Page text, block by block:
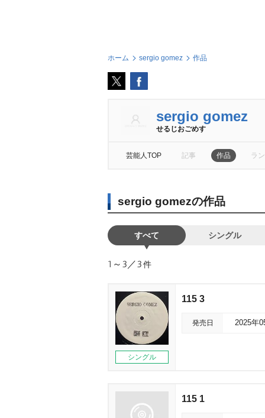
ホーム sergio gomez 作品
sergio gomez
せるじおごめす
芸能人TOP 記事 作品 ラ
sergio gomezの作品
すべて シングル
1～3／3件
シングル
115 3
発売日 2025年
115 1